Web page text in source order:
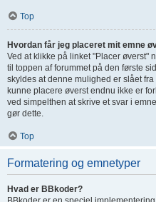
Top
Hvordan får jeg placeret mit emne
Ved at klikke på linket "Placer øverst"
til toppen af forummet på den første
skyldes at denne mulighed er slået
kunne placere øverst endnu ikke er
ved simpelthen at skrive et svar i
gør dette.
Top
Formatering og emnetyper
Hvad er BBkoder?